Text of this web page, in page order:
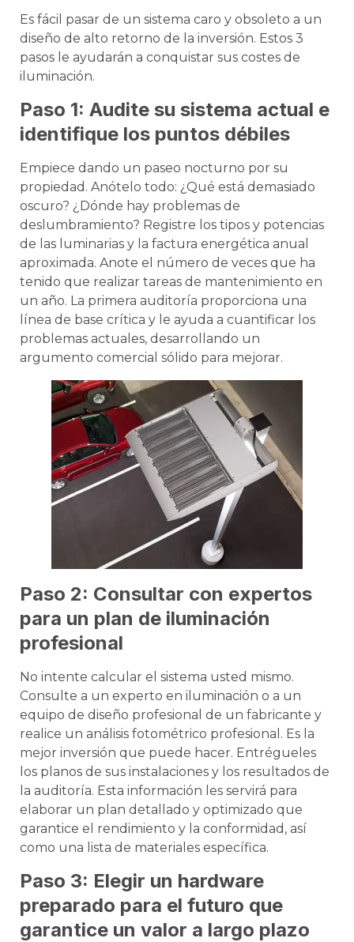
Es fácil pasar de un sistema caro y obsoleto a un
diseño de alto retorno de la inversión. Estos 3
pasos le ayudarán a conquistar sus costes de
iluminación.
Paso 1: Audite su sistema actual e
identifique los puntos débiles
Empiece dando un paseo nocturno por su
propiedad. Anótelo todo: ¿Qué está demasiado
oscuro? ¿Dónde hay problemas de
deslumbramiento? Registre los tipos y potencias
de las luminarias y la factura energética anual
aproximada. Anote el número de veces que ha
tenido que realizar tareas de mantenimiento en
un año. La primera auditoría proporciona una
línea de base crítica y le ayuda a cuantificar los
problemas actuales, desarrollando un
argumento comercial sólido para mejorar.
Paso 2: Consultar con expertos
para un plan de iluminación
profesional
No intente calcular el sistema usted mismo.
Consulte a un experto en iluminación o a un
equipo de diseño profesional de un fabricante y
realice un análisis fotométrico profesional. Es la
mejor inversión que puede hacer. Entrégueles
los planos de sus instalaciones y los resultados de
la auditoría. Esta información les servirá para
elaborar un plan detallado y optimizado que
garantice el rendimiento y la conformidad, así
como una lista de materiales específica.
Paso 3: Elegir un hardware
preparado para el futuro que
garantice un valor a largo plazo